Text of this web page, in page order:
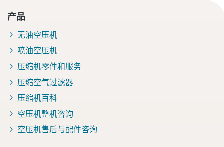
产品
无油空压机
喷油空压机
压缩机零件和服务
压缩空气过滤器
压缩机百科
空压机整机咨询
空压机售后与配件咨询